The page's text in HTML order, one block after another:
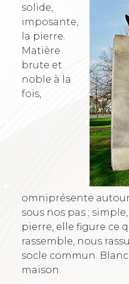
solide,
imposante,
la pierre.
Matière
brute et
noble à la
fois,
omniprésente
sous nos pas ;
pierre, elle figure ce
rassemble, nous
socle commun.
maison.